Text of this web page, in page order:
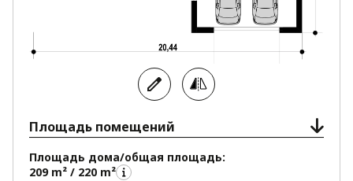
Площадь помещений
Площадь дома/общая площадь:
209 m² / 220 m²